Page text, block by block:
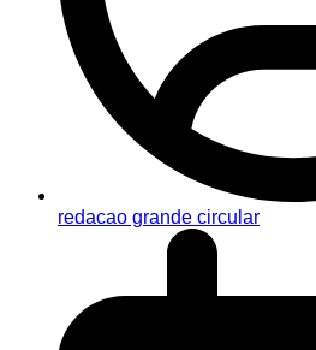
redacao grande circular